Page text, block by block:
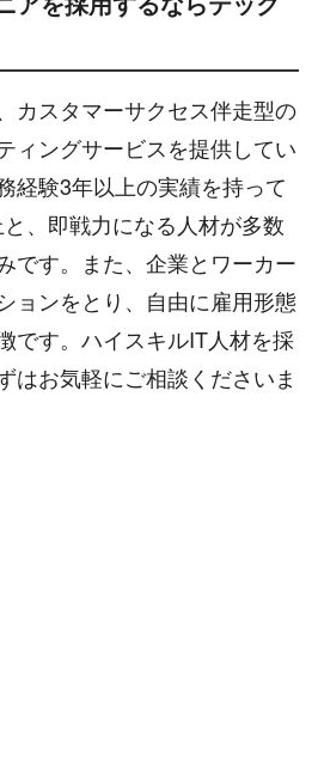
カスタマーサクセス伴走型の
ィングサービスを提供してい
経験3年以上の実績を持って
、即戦力になる人材が多数
です。また、企業とワーカー
ョンをとり、自由に雇用形態
です。ハイスキルIT人材を採
はお気軽にご相談くださいま